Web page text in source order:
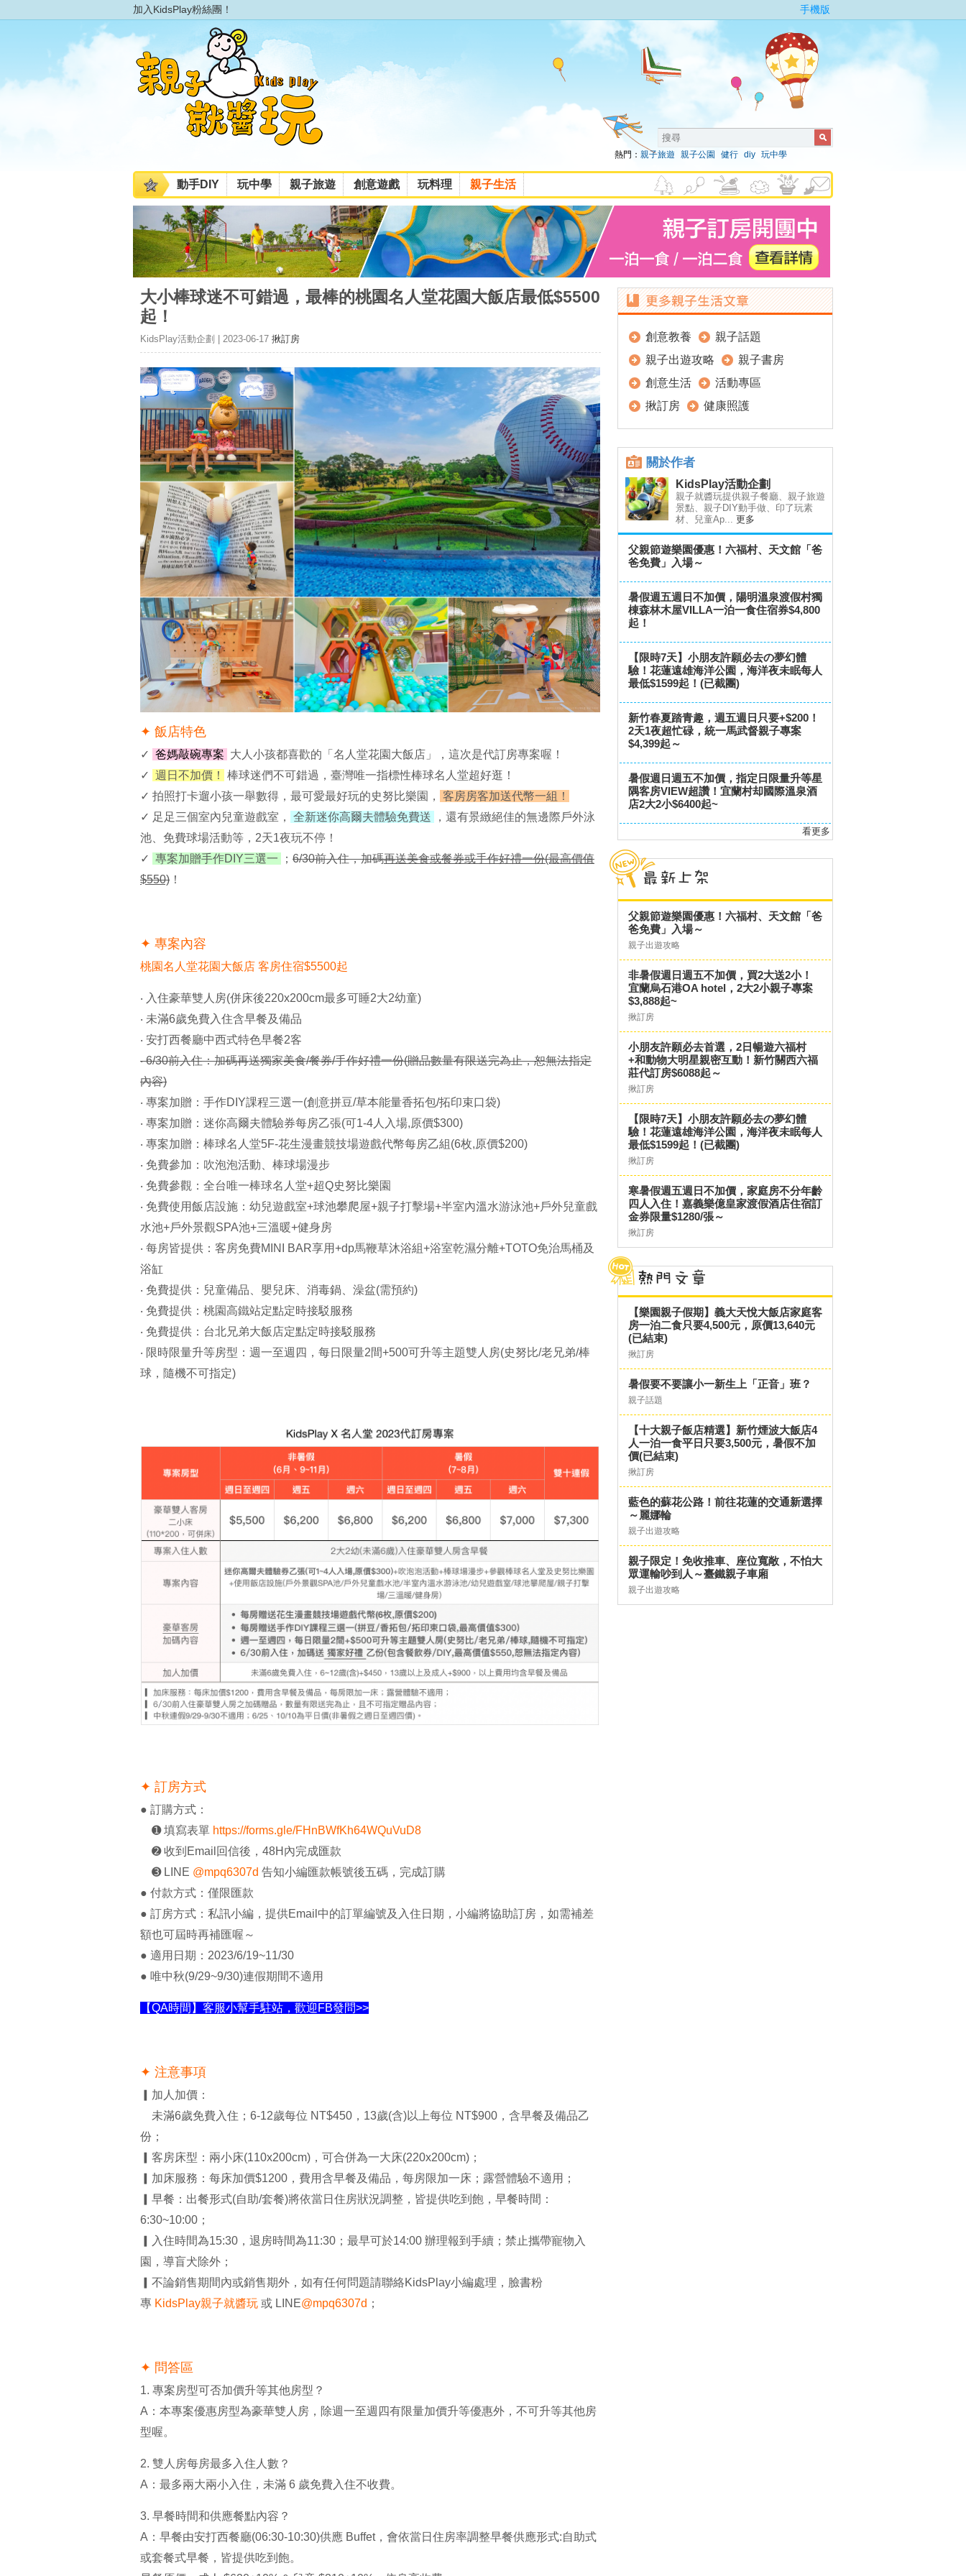
加入KidsPlay粉絲團！ 手機版
熱門： 親子旅遊 親子公園 健行 diy 玩中學
動手DIY 玩中學 親子旅遊 創意遊戲 玩料理 親子生活
大小棒球迷不可錯過，最棒的桃園名人堂花園大飯店最低$5500
起！
KidsPlay活動企劃 | 2023-06-17 揪訂房
✦ 飯店特色
✓ 爸媽敲碗專案 大人小孩都喜歡的「名人堂花園大飯店」，這次是代訂房專案喔！
✓ 週日不加價！ 棒球迷們不可錯過， 臺灣唯一指標性棒球名人堂超好逛！
✓ 拍照打卡遛小孩一舉數得， 最可愛最好玩的史努比樂園 ，
客房房客加送代幣一組！
✓ 足足三個室內兒童遊戲室 ， 全新迷你高爾夫體驗免費送
，還有景緻絕佳的無邊際戶外泳
池、免費球場活動等，2天1夜玩不停！
✓ 專案加贈手作DIY三選一 ； 6/30前入住，加碼再送美食或餐券或手作好禮一份(最高價值
$550) ！
✦ 專案內容
桃園名人堂花園大飯店 客房住宿$5500起
‧ 入住豪華雙人房(併床後220x200cm最多可睡2大2幼童)
‧ 未滿6歲免費入住含早餐及備品
‧ 安打西餐廳中西式特色早餐2客
‧ 6/30前入住：加碼再送獨家美食/餐券/手作好禮一份(贈品數量有限送完為止，恕無法指定
內容)
‧ 專案加贈：手作DIY課程三選一(創意拼豆/草本能量香拓包/拓印束口袋)
‧ 專案加贈：迷你高爾夫體驗券每房乙張(可1-4人入場,原價$300)
‧ 專案加贈：棒球名人堂5F-花生漫畫競技場遊戲代幣每房乙組(6枚,原價$200)
‧ 免費參加：吹泡泡活動、棒球場漫步
‧ 免費參觀：全台唯一棒球名人堂+超Q史努比樂園
‧ 免費使用飯店設施：幼兒遊戲室+球池攀爬屋+親子打擊場+半室內溫水游泳池+戶外兒童戲
水池+戶外景觀SPA池+三溫暖+健身房
‧ 每房皆提供：客房免費MINI BAR享用+dp馬鞭草沐浴組+浴室乾濕分離+TOTO免治馬桶及
浴缸
‧ 免費提供：兒童備品、嬰兒床、消毒鍋、澡盆(需預約)
‧ 免費提供：桃園高鐵站定點定時接駁服務
‧ 免費提供：台北兄弟大飯店定點定時接駁服務
‧ 限時限量升等房型：週一至週四，每日限量2間+500可升等主題雙人房(史努比/老兄弟/棒
球，隨機不可指定)
✦ 訂房方式
● 訂購方式：
➊ 填寫表單 https://forms.gle/FHnBWfKh64WQuVuD8
➋ 收到Email回信後，48H內完成匯款
➌ LINE @mpq6307d 告知小編匯款帳號後五碼，完成訂購
● 付款方式：僅限匯款
● 訂房方式：私訊小編，提供Email中的訂單編號及入住日期，小編將協助訂房，如需補差
額也可屆時再補匯喔～
● 適用日期：2023/6/19~11/30
● 唯中秋(9/29~9/30)連假期間不適用
【QA時間】客服小幫手駐站，歡迎FB發問>>
✦ 注意事項
▎加人加價：
未滿6歲免費入住；6-12歲每位 NT$450，13歲(含)以上每位 NT$900，含早餐及備品乙
份；
▎客房床型：兩小床(110x200cm)，可合併為一大床(220x200cm)；
▎加床服務：每床加價$1200，費用含早餐及備品，每房限加一床；露營體驗不適用；
▎早餐：出餐形式(自助/套餐)將依當日住房狀況調整，皆提供吃到飽，早餐時間：
6:30~10:00；
入住時間為15:30，退房時間為11:30； 最早可於14:00 辦理報到手續； 禁止攜帶寵物入
園，導盲犬除外 ；
▎不論銷售期間內或銷售期外，如有任何問題請聯絡KidsPlay小編處理，臉書粉
專 KidsPlay親子就醬玩 或 LINE@mpq6307d ；
✦ 問答區
1. 專案房型可否加價升等其他房型？
A：本專案優惠房型為豪華雙人房，除週一至週四有限量加價升等優惠外，不可升等其他房
型喔。
2. 雙人房每房最多入住人數？
A：最多兩大兩小入住，未滿 6 歲免費入住不收費。
3. 早餐時間和供應餐點內容？
A：早餐由安打西餐廳(06:30-10:30)供應 Buffet，會依當日住房率調整早餐供應形式:自助式
或套餐式早餐，皆提供吃到飽。
創意教養
親子話題
親子出遊攻略
親子書房
創意生活
活動專區
揪訂房
健康照護
關於作者
KidsPlay活動企劃
親子就醬玩提供親子餐廳、親子旅遊
景點、親子DIY動手做、印了玩素
材、兒童Ap... 更多
父親節遊樂園優惠！六福村、天文館「爸
爸免費」入場～
暑假週五週日不加價，陽明溫泉渡假村獨
棟森林木屋VILLA一泊一食住宿券$4,800
起！
【限時7天】小朋友許願必去の夢幻體
驗！花蓮遠雄海洋公園，海洋夜未眠每人
最低$1599起！(已截團)
新竹春夏踏青趣，週五週日只要+$200！
2天1夜超忙碌，統一馬武督親子專案
$4,399起～
暑假週日週五不加價，指定日限量升等星
隅客房VIEW超讚！宜蘭村却國際溫泉酒
店2大2小$6400起~
看更多
父親節遊樂園優惠！六福村、天文館「爸
爸免費」入場～
親子出遊攻略
非暑假週日週五不加價，買2大送2小！
宜蘭烏石港OA hotel，2大2小親子專案
$3,888起~
揪訂房
小朋友許願必去首選，2日暢遊六福村
+和動物大明星親密互動！新竹關西六福
莊代訂房$6088起～
揪訂房
【限時7天】小朋友許願必去の夢幻體
驗！花蓮遠雄海洋公園，海洋夜未眠每人
最低$1599起！(已截團)
揪訂房
寒暑假週五週日不加價，家庭房不分年齡
四人入住！嘉義樂億皇家渡假酒店住宿訂
金券限量$1280/張～
揪訂房
【樂園親子假期】義大天悅大飯店家庭客
房一泊二食只要4,500元，原價13,640元
(已結束)
揪訂房
暑假要不要讓小一新生上「正音」班？
親子話題
【十大親子飯店精選】新竹煙波大飯店4
人一泊一食平日只要3,500元，暑假不加
價(已結束)
揪訂房
藍色的蘇花公路！前往花蓮的交通新選擇
～麗娜輪
親子出遊攻略
親子限定！免收推車、座位寬敞，不怕大
眾運輸吵到人～臺鐵親子車廂
親子出遊攻略